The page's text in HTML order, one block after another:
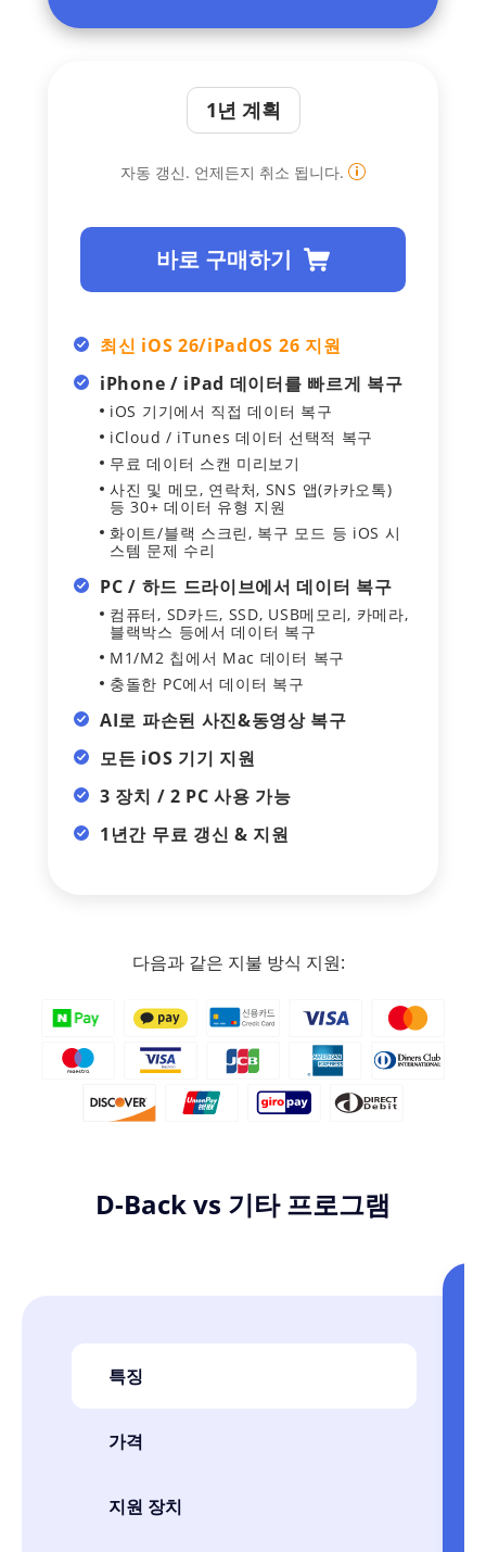
1년 계획
자동 갱신. 언제든지 취소 됩니다.
바로 구매하기
최신 iOS 26/iPadOS 26 지원
iPhone / iPad 데이터를 빠르게 복구
iOS 기기에서 직접 데이터 복구
iCloud / iTunes 데이터 선택적 복구
무료 데이터 스캔 미리보기
사진 및 메모, 연락처, SNS 앱(카카오톡)
등 30+ 데이터 유형 지원
화이트/블랙 스크린, 복구 모드 등 iOS 시
스템 문제 수리
PC / 하드 드라이브에서 데이터 복구
컴퓨터, SD카드, SSD, USB메모리, 카메라,
블랙박스 등에서 데이터 복구
M1/M2 칩에서 Mac 데이터 복구
충돌한 PC에서 데이터 복구
AI로 파손된 사진&동영상 복구
모든 iOS 기기 지원
3 장치 / 2 PC 사용 가능
1년간 무료 갱신 & 지원
다음과 같은 지불 방식 지원:
D-Back vs 기타 프로그램
특징
가격
지원 장치